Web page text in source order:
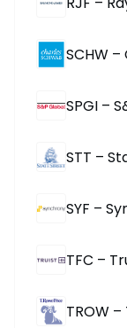
SCHW
SPGI –
STT –
SYF –
TFC –
TROW